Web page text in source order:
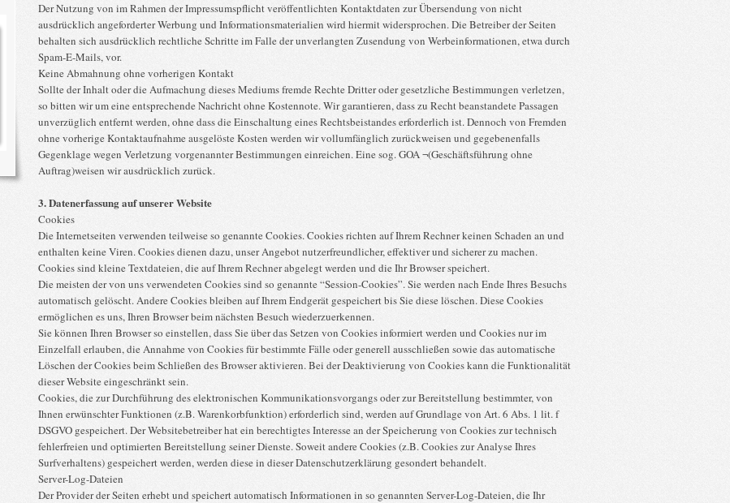
Der Nutzung von im Rahmen der Impressumspflicht veröffentlichten Kontaktdaten zur Übersendung von nicht
ausdrücklich angeforderter Werbung und Informationsmaterialien wird hiermit widersprochen. Die Betreiber der Seiten
behalten sich ausdrücklich rechtliche Schritte im Falle der unverlangten Zusendung von Werbeinformationen, etwa durch
Spam-E-Mails, vor.
Keine Abmahnung ohne vorherigen Kontakt
Sollte der Inhalt oder die Aufmachung dieses Mediums fremde Rechte Dritter oder gesetzliche Bestimmungen verletzen,
so bitten wir um eine entsprechende Nachricht ohne Kostennote. Wir garantieren, dass zu Recht beanstandete Passagen
unverzüglich entfernt werden, ohne dass die Einschaltung eines Rechtsbeistandes erforderlich ist. Dennoch von Fremden
ohne vorherige Kontaktaufnahme ausgelöste Kosten werden wir vollumfänglich zurückweisen und gegebenenfalls
Gegenklage wegen Verletzung vorgenannter Bestimmungen einreichen. Eine sog. GOA ¬(Geschäftsführung ohne
Auftrag)weisen wir ausdrücklich zurück.
3. Datenerfassung auf unserer Website
Cookies
Die Internetseiten verwenden teilweise so genannte Cookies. Cookies richten auf Ihrem Rechner keinen Schaden an und
enthalten keine Viren. Cookies dienen dazu, unser Angebot nutzerfreundlicher, effektiver und sicherer zu machen.
Cookies sind kleine Textdateien, die auf Ihrem Rechner abgelegt werden und die Ihr Browser speichert.
Die meisten der von uns verwendeten Cookies sind so genannte “Session-Cookies”. Sie werden nach Ende Ihres Besuchs
automatisch gelöscht. Andere Cookies bleiben auf Ihrem Endgerät gespeichert bis Sie diese löschen. Diese Cookies
ermöglichen es uns, Ihren Browser beim nächsten Besuch wiederzuerkennen.
Sie können Ihren Browser so einstellen, dass Sie über das Setzen von Cookies informiert werden und Cookies nur im
Einzelfall erlauben, die Annahme von Cookies für bestimmte Fälle oder generell ausschließen sowie das automatische
Löschen der Cookies beim Schließen des Browser aktivieren. Bei der Deaktivierung von Cookies kann die Funktionalität
dieser Website eingeschränkt sein.
Cookies, die zur Durchführung des elektronischen Kommunikationsvorgangs oder zur Bereitstellung bestimmter, von
Ihnen erwünschter Funktionen (z.B. Warenkorbfunktion) erforderlich sind, werden auf Grundlage von Art. 6 Abs. 1 lit. f
DSGVO gespeichert. Der Websitebetreiber hat ein berechtigtes Interesse an der Speicherung von Cookies zur technisch
fehlerfreien und optimierten Bereitstellung seiner Dienste. Soweit andere Cookies (z.B. Cookies zur Analyse Ihres
Surfverhaltens) gespeichert werden, werden diese in dieser Datenschutzerklärung gesondert behandelt.
Server-Log-Dateien
Der Provider der Seiten erhebt und speichert automatisch Informationen in so genannten Server-Log-Dateien, die Ihr